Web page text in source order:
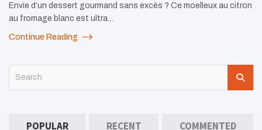
Envie d’un dessert gourmand sans excès ? Ce moelleux au citron
au fromage blanc est ultra…
Continue Reading
POPULAR RECENT COMMENTED